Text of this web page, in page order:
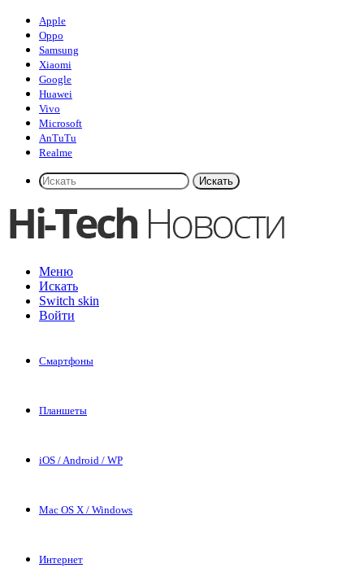
Apple
Oppo
Samsung
Xiaomi
Google
Huawei
Vivo
Microsoft
AnTuTu
Realme
Искать
Меню
Искать
Switch skin
Войти
Смартфоны
Планшеты
iOS / Android / WP
Mac OS X / Windows
Интернет